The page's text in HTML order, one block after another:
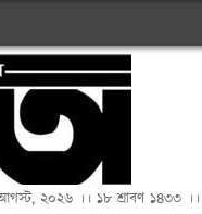
২০২৬ ।। ১৮ শ্রাবণ ১৪৩৩ ।।